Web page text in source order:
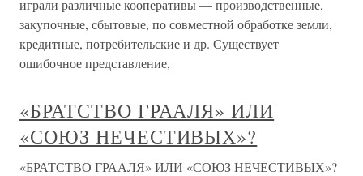
играли различные кооперативы — производственные,
закупочные, сбытовые, по совместной обработке земли,
кредитные, потребительские и др. Существует
ошибочное представление,
«БРАТСТВО ГРААЛЯ» ИЛИ
«СОЮЗ НЕЧЕСТИВЫХ»?
«БРАТСТВО ГРААЛЯ» ИЛИ «СОЮЗ НЕЧЕСТИВЫХ»?